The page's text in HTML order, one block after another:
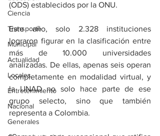
Ciencia
Transporte
Municipal
Actualidad
Locales
Entretenimiento
Nacional
Generales
(ODS) establecidos por la ONU.
Este año, solo 2.328 instituciones
lograron figurar en la clasificación entre
más de 10.000 universidades
analizadas. De ellas, apenas seis operan
completamente en modalidad virtual, y
la UNAD no solo hace parte de ese
grupo selecto, sino que también
representa a Colombia.